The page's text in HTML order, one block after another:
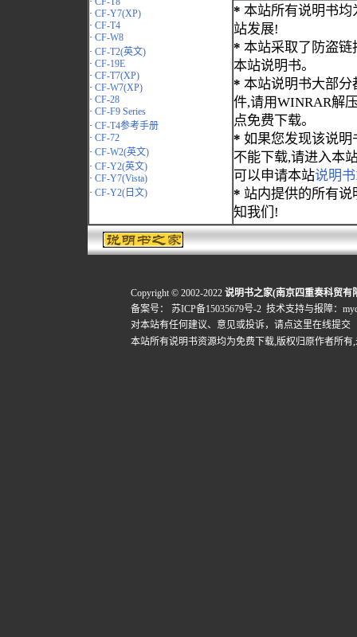
· CF-Y7(XP)
· CF-T4
· CF-W8
· CF-T2(英文)
· CF-19E
· CF-T7(XP)
· CF-W7(XP)
· CF-28
· CF-F9 Series
· CF-T4参考手册
· CF-72
· CF-W2(英文)
· CF-Y2(英文)
· CF-Y7(Vista)
· CF-Y2(日文)
* 本站所有说明书均
站发展!
* 本站采取了防盗链
本站说明书。
* 本站说明书大部分
件,请用WINRAR解
点免费下载。
* 如果您发现该说明
不能下载,请进入本
可以申请本站说明
* 站内提供的所有
知我们!
Copyright © 2002-2022 说明书之家(南京四重奏科贸有
备案号：
苏ICP备15035679号-2 技术支持与报障：
对本站有任何建议、意见或投诉， 请点这里在线提交
本站所有说明书资源均为免费下载,版权归原作者所